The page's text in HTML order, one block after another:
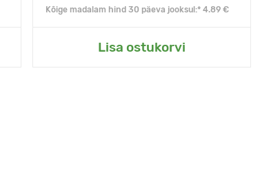
Kõige madalam hind 30 päeva jooksul:* 4.89 €
Lisa ostukorvi